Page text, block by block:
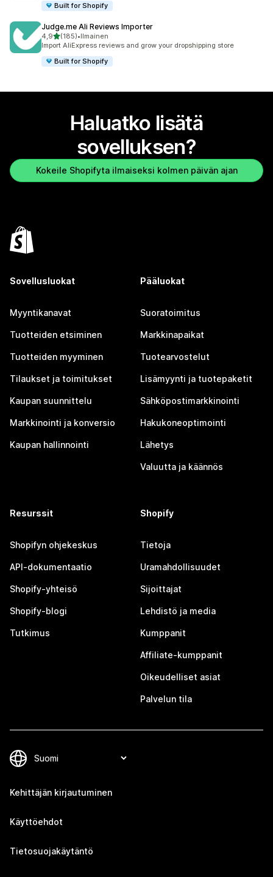
Built for Shopify
Judge.me Ali Reviews Importer
4,9/ 5 tähteä
(185)
185 arvostelua yhteensä
•Ilmainen
Import AliExpress reviews and grow your dropshipping store
Built for Shopify
Haluatko lisätä
sovelluksen?
Kokeile Shopifyta ilmaiseksi kolmen päivän ajan
Sovellusluokat
Myyntikanavat
Tuotteiden etsiminen
Tuotteiden myyminen
Tilaukset ja toimitukset
Kaupan suunnittelu
Markkinointi ja konversio
Kaupan hallinnointi
Pääluokat
Suoratoimitus
Markkinapaikat
Tuotearvostelut
Lisämyynti ja tuotepaketit
Sähköpostimarkkinointi
Hakukoneoptimointi
Lähetys
Valuutta ja käännös
Resurssit
Shopifyn ohjekeskus
API-dokumentaatio
Shopify-yhteisö
Shopify-blogi
Tutkimus
Shopify
Tietoja
Uramahdollisuudet
Sijoittajat
Lehdistö ja media
Kumppanit
Affiliate-kumppanit
Oikeudelliset asiat
Palvelun tila
Kehittäjän kirjautuminen
Käyttöehdot
Tietosuojakäytäntö